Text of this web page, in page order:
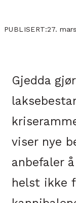
PUBLISERT:27.
Gjedda
viser nye
anbefaler
helst ikke